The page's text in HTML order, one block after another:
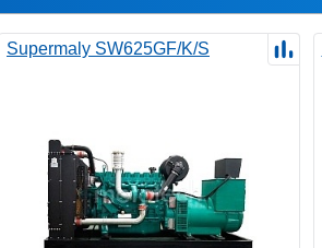
Supermaly SW625GF/K/S